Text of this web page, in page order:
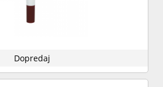
Dopredaj